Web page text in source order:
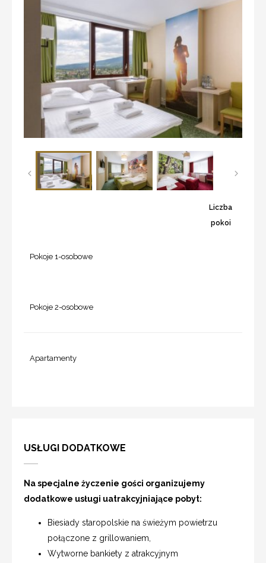
Liczba
pokoi
Pokoje 1-osobowe
Pokoje 2-osobowe
Apartamenty
USŁUGI DODATKOWE
Na specjalne życzenie gości organizujemy
dodatkowe usługi uatrakcyjniające pobyt:
Biesiady staropolskie na świeżym powietrzu
połączone z grillowaniem,
Wytworne bankiety z atrakcyjnym